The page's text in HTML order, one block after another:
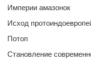
Империи амазонок
Исход
Потоп
Становление